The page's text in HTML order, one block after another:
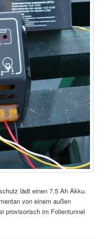
lädt einen 7,5 Ah Akku.
von einem außen
provisorisch im Folientunnel